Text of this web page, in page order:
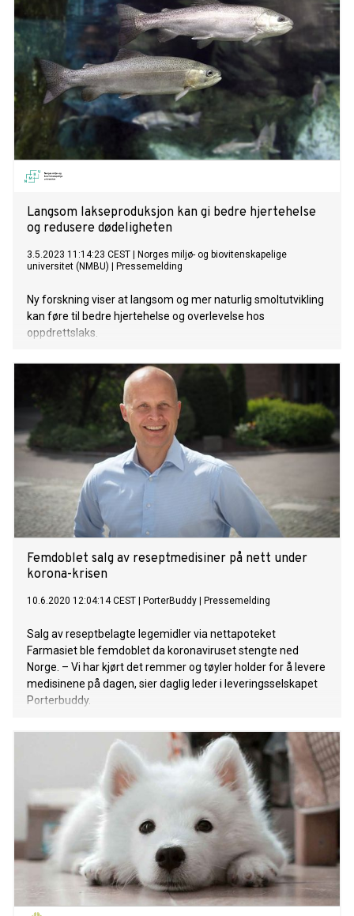
Langsom lakseproduksjon kan gi bedre hjertehelse
og redusere dødeligheten
3.5.2023 11:14:23 CEST
Norges miljø- og biovitenskapelige
universitet (NMBU)
Pressemelding
Ny forskning viser at langsom og mer naturlig smoltutvikling
kan føre til bedre hjertehelse og overlevelse hos
oppdrettslaks.
Femdoblet salg av reseptmedisiner på nett under
korona-krisen
10.6.2020 12:04:14 CEST PorterBuddy Pressemelding
Salg av reseptbelagte legemidler via nettapoteket
Farmasiet ble femdoblet da koronaviruset stengte ned
Norge. – Vi har kjørt det remmer og tøyler holder for å levere
medisinene på dagen, sier daglig leder i leveringsselskapet
Porterbuddy.